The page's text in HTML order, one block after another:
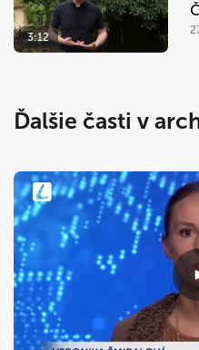
3:12
Ďalšie časti v